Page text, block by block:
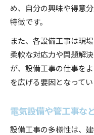
め、自分の興味や得意
特徴です。
また、各設備工事は現
柔軟な対応力や問題解
が、設備工事の仕事を
を広げる要因となってい
電気設備や管工事な
設備工事の多様性は、